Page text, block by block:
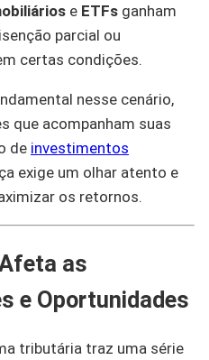
e ETFs ganham
parcial ou
certas condições.
nesse cenário,
que acompanham suas
de investimentos
exige um olhar atento e
os retornos.
as
e Oportunidades
tributária traz uma série